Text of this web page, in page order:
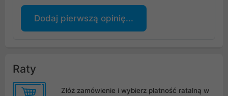
Dodaj pierwszą opinię...
Raty
Złóż zamówienie i wybierz płatność ratalną w